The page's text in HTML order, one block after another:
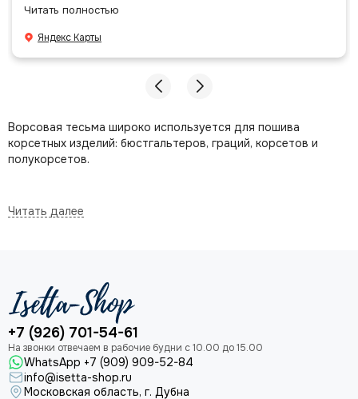
даже есть подарочек, очень приятно. Спасибо
большое команде!
Читать полностью
Яндекс Карты
Ворсовая тесьма широко используется для пошива
корсетных изделий: бюстгальтеров, граций, корсетов и
полукорсетов.
дополнительную прочность.
Где и как купить ворсовую тесьму для
нижнего белья от проверенного
поставщика
+7 (926) 701-54-61
WhatsApp +7 (909) 909-52-84
info@isetta-shop.ru
Московская область, г. Дубна